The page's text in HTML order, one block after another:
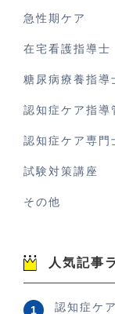
急性期ケア
在宅看護指導士
糖尿病療養指導
認知症ケア指導
認知症ケア専門
試験対策講座
その他
人気記事
認知症ケ